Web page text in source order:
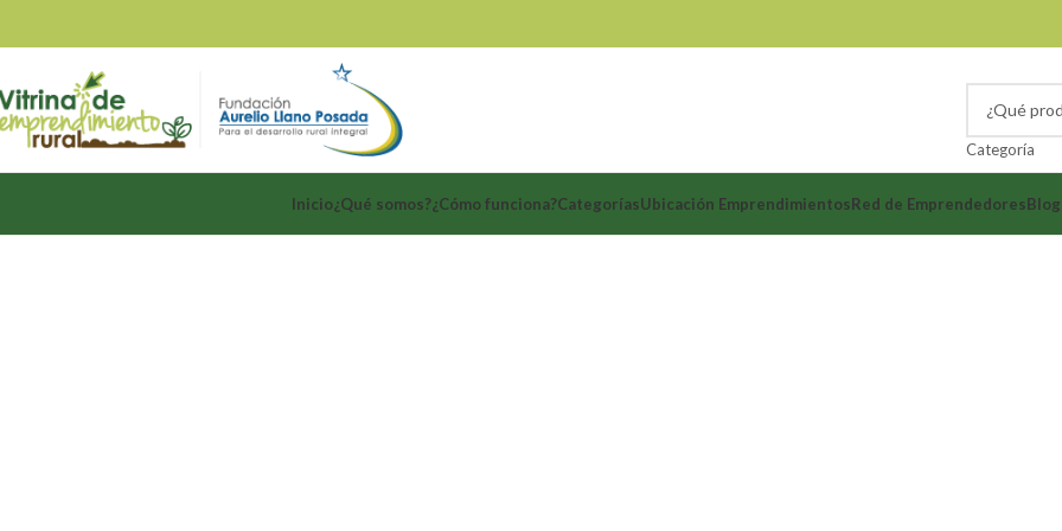
Categoría
Inicio¿Qué somos?¿Cómo funciona?CategoríasUbicación EmprendimientosRed de EmprendedoresBlog